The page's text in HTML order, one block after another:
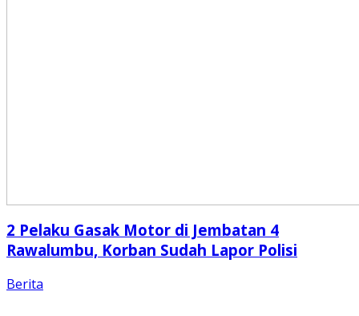
2 Pelaku Gasak Motor di Jembatan 4
Rawalumbu, Korban Sudah Lapor Polisi
Berita